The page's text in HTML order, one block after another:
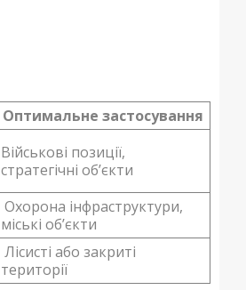
Оптимальне застосування
Військові позиції,
стратегічні об’єкти
Охорона інфраструктури,
міські об’єкти
Лісисті або закриті
території